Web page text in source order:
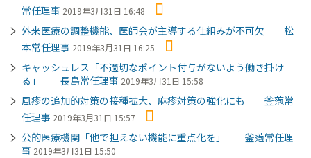
常任理事 2019年3月31日 16:48
外来医療の調整機能、医師会が主導する仕組みが不可欠 松
本常任理事 2019年3月31日 16:25
キャッシュレス「不適切なポイント付与がないよう働き掛け
る」 長島常任理事 2019年3月31日 15:58
風疹の追加的対策の接種拡大、麻疹対策の強化にも 釜萢常
任理事 2019年3月31日 15:57
公的医療機関「他で担えない機能に重点化を」 釜萢常任理
事 2019年3月31日 15:50